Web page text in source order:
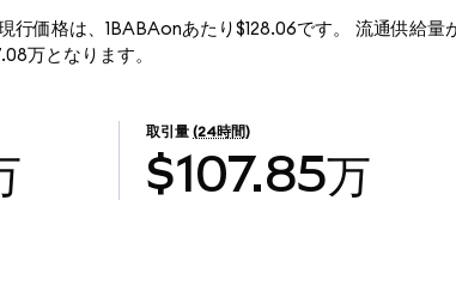
行価格は、1BABAonあたり$128.06です。 流通供給
万となります。
取引量 (24時間)
$107.85万